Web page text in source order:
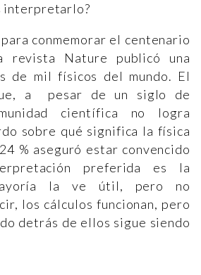
interpretarlo?
conmemorar el centenario
revista Nature publicó una
de mil físicos del mundo. El
a pesar de un siglo de
científica no logra
sobre qué significa la física
% aseguró estar convencido
preferida es la
la ve útil, pero no
los cálculos funcionan, pero
detrás de ellos sigue siendo